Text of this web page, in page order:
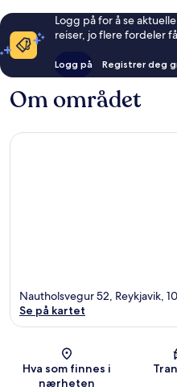
Logg på for å se
reiser, jo flere fordeler
Logg på Registrer deg
Om området
Nautholsvegur 52, Reykjavik,
Se på kartet
Hva som finnes i
nærheten